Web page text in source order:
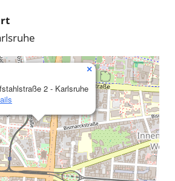
2 - Karlsruhe
×